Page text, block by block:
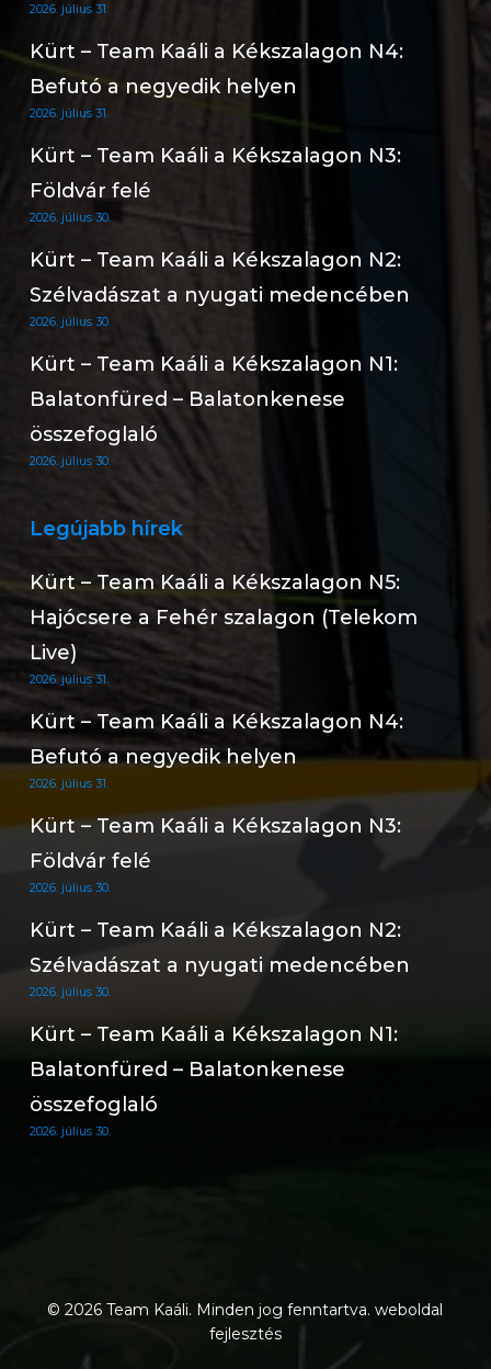
2026. július 31.
Kürt – Team Kaáli a Kékszalagon N4:
Befutó a negyedik helyen
2026. július 31.
Kürt – Team Kaáli a Kékszalagon N3:
Földvár felé
2026. július 30.
Kürt – Team Kaáli a Kékszalagon N2:
Szélvadászat a nyugati medencében
2026. július 30.
Kürt – Team Kaáli a Kékszalagon N1:
Balatonfüred – Balatonkenese
összefoglaló
2026. július 30.
Legújabb hírek
Kürt – Team Kaáli a Kékszalagon N5:
Hajócsere a Fehér szalagon (Telekom
Live)
2026. július 31.
Kürt – Team Kaáli a Kékszalagon N4:
Befutó a negyedik helyen
2026. július 31.
Kürt – Team Kaáli a Kékszalagon N3:
Földvár felé
2026. július 30.
Kürt – Team Kaáli a Kékszalagon N2:
Szélvadászat a nyugati medencében
2026. július 30.
Kürt – Team Kaáli a Kékszalagon N1:
Balatonfüred – Balatonkenese
összefoglaló
2026. július 30.
© 2026 Team Kaáli. Minden jog fenntartva.weboldal
fejlesztés